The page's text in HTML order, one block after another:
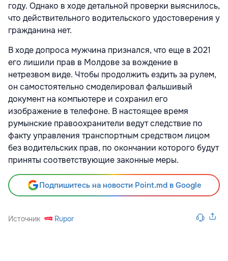
году. Однако в ходе детальной проверки выяснилось,
что действительного водительского удостоверения у
гражданина нет.
В ходе допроса мужчина признался, что еще в 2021
его лишили прав в Молдове за вождение в
нетрезвом виде. Чтобы продолжить ездить за рулем,
он самостоятельно смоделировал фальшивый
документ на компьютере и сохранил его
изображение в телефоне. В настоящее время
румынские правоохранители ведут следствие по
факту управления транспортным средством лицом
без водительских прав, по окончании которого будут
приняты соответствующие законные меры.
Подпишитесь на новости Point.md в Google
Источник Rupor